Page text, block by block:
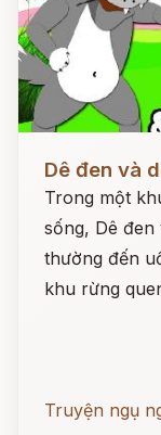
Dê đen và
Trong một
sống, Dê đen
thường đến
khu rừng
Truyện ngụ